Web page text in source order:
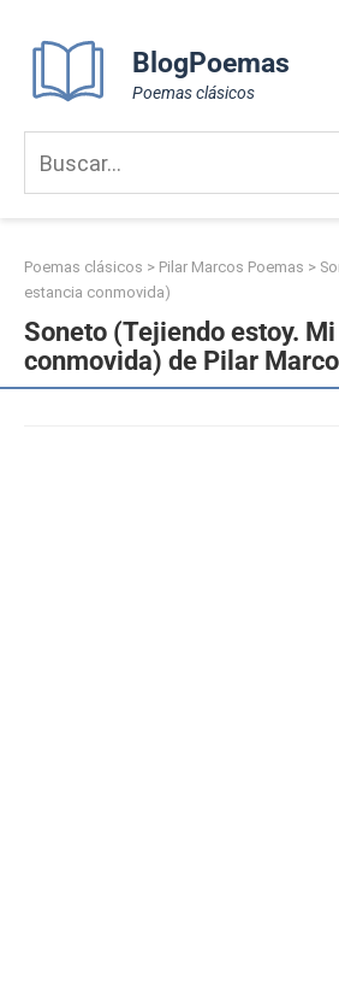
content
BlogPoemas
Poemas clásicos
Poemas clásicos > Pilar Marcos Poemas >
estancia conmovida)
Soneto (Tejiendo estoy.
conmovida) de Pilar